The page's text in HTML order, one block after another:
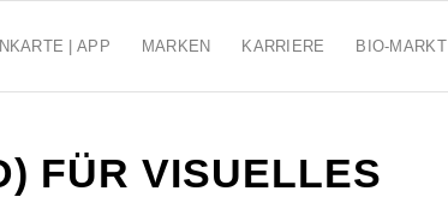
| APP MARKEN KARRIERE BIO-MARKT
FÜR VISUELLES